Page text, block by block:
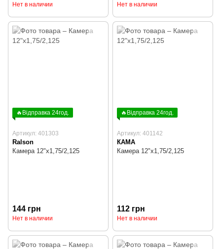
Нет в наличии Нет в наличии
🔥Відправка 24год.
Артикул: 401303
Ralson
Камера 12"х1,75/2,125
144 грн
Нет в наличии
🔥Відправка 24год.
Артикул: 401142
КАМА
Камера 12"х1,75/2,125
112 грн
Нет в наличии